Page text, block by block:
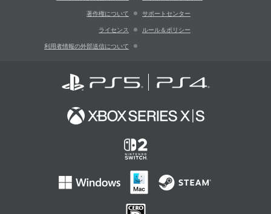
著作権について サポートセンター
ライセンス ルール＆ポリシー
利用者情報の外部送信について